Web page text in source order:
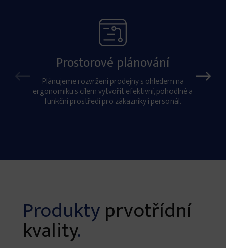
Prostorové plánování
Plánujeme rozvržení prodejny s ohledem na
ergonomiku s cílem vytvořit efektivní, pohodlné a
funkční prostředí pro zákazníky i personál.
Produktyprvotřídní
kvality.